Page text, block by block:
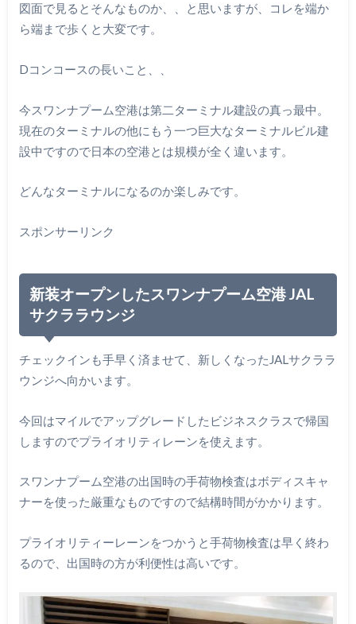
図面で見るとそんなものか、、と思いますが、コレを端か
ら端まで歩くと大変です。
Dコンコースの長いこと、、
今スワンナプーム空港は第二ターミナル建設の真っ最中。
現在のターミナルの他にもう一つ巨大なターミナルビル建
設中ですので日本の空港とは規模が全く違います。
どんなターミナルになるのか楽しみです。
スポンサーリンク
新装オープンしたスワンナプーム空港 JAL
サクララウンジ
チェックインも手早く済ませて、新しくなったJALサクララ
ウンジへ向かいます。
今回はマイルでアップグレードしたビジネスクラスで帰国
しますのでプライオリティレーンを使えます。
スワンナプーム空港の出国時の手荷物検査はボディスキャ
ナーを使った厳重なものですので結構時間がかかります。
プライオリティーレーンをつかうと手荷物検査は早く終わ
るので、出国時の方が利便性は高いです。